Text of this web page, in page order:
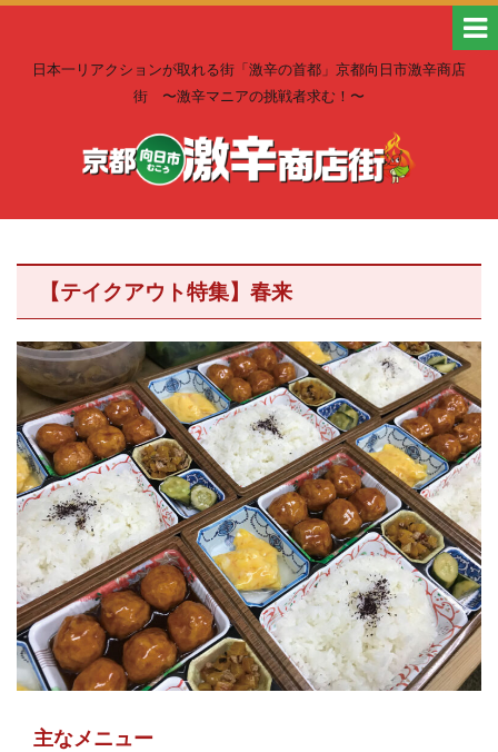
日本一リアクションが取れる街「激辛の首都」京都向日市激辛商店
街 〜激辛マニアの挑戦者求む！〜
【テイクアウト特集】春来
主なメニュー